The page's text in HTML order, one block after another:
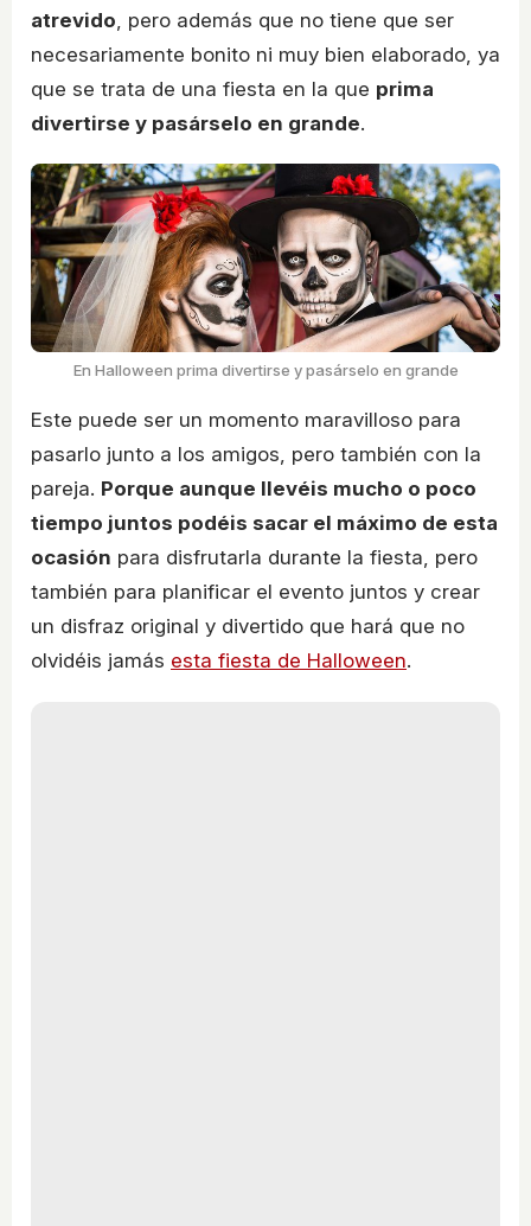
atrevido, pero además que no tiene que ser
necesariamente bonito ni muy bien elaborado, ya
que se trata de una fiesta en la que prima
divertirse y pasárselo en grande.
En Halloween prima divertirse y pasárselo en grande
Este puede ser un momento maravilloso para
pasarlo junto a los amigos, pero también con la
pareja. Porque aunque llevéis mucho o poco
tiempo juntos podéis sacar el máximo de esta
ocasión para disfrutarla durante la fiesta, pero
también para planificar el evento juntos y crear
un disfraz original y divertido que hará que no
olvidéis jamás esta fiesta de Halloween.